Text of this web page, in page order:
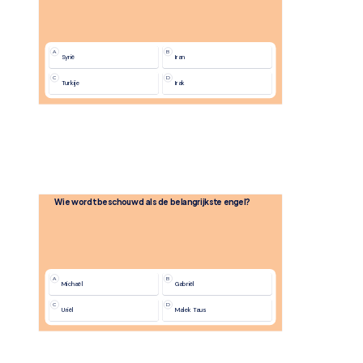
A
Syrië
B
Iran
C
Turkije
D
Irak
Wie wordt beschouwd als de belangrijkste engel?
A
Michaël
B
Gabriël
C
Uriël
D
Malek Taus